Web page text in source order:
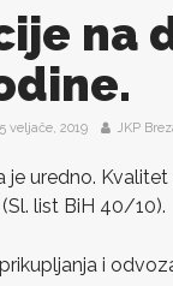
na
veljače, 2019 JKP
uredno.
list BiH 40/10).
i